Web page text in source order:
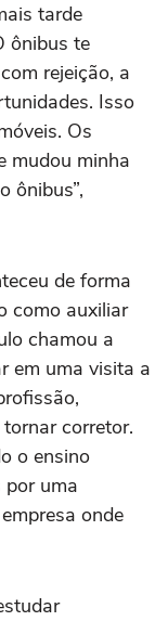
tarde
ônibus te
rejeição, a
Isso
Os
mudou minha
ônibus”,
de forma
como auxiliar
chamou a
em uma visita a
corretor.
o ensino
por uma
onde